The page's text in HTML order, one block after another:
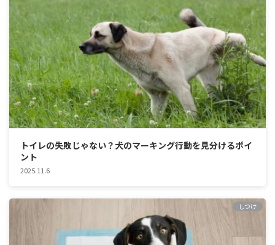
トイレの失敗じゃない？犬のマーキング行動を見分けるポイ
ント
2025.11.6
しつけ